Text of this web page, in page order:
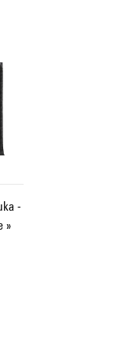
-
»